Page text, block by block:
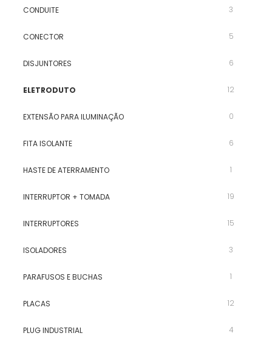
CONDUITE 3
CONECTOR 5
DISJUNTORES 6
ELETRODUTO 12
EXTENSÃO PARA ILUMINAÇÃO 0
FITA ISOLANTE 6
HASTE DE ATERRAMENTO 1
INTERRUPTOR + TOMADA 19
INTERRUPTORES 15
ISOLADORES 3
PARAFUSOS E BUCHAS 1
PLACAS 12
PLUG INDUSTRIAL 4